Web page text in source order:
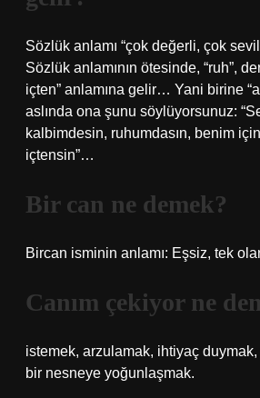
Sözlük anlamı “çok değerli, çok
Sözlük anlamının ötesinde, “ruh”,
içten” anlamına gelir… Yani birine
aslında ona şunu söylüyorsunuz:
kalbimdesin, ruhumdasın, benim
içtensin”…
Bir can ne demek?
Bircan isminin anlamı: Eşsiz, tek
Canım çekiyor ne
istemek, arzulamak, ihtiyaç
bir nesneye yoğunlaşmak.